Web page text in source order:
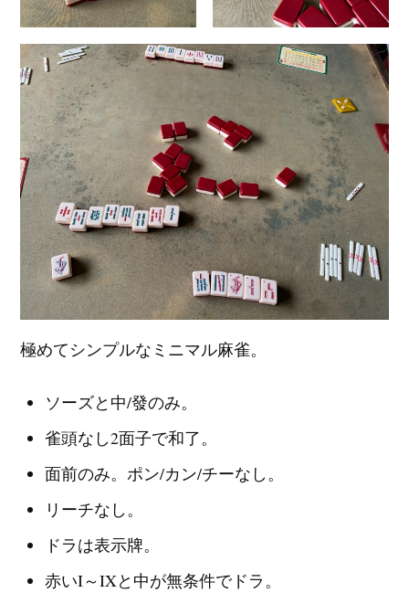
極めてシンプルなミニマル麻雀。
ソーズと中/發のみ。
雀頭なし2面子で和了。
面前のみ。ポン/カン/チーなし。
リーチなし。
ドラは表示牌。
赤いI～IXと中が無条件でドラ。